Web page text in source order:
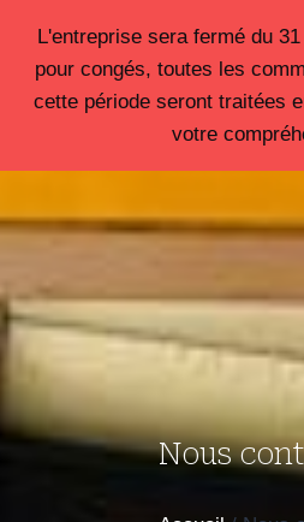
contenu
L'entreprise sera fermé du
pour congés, toutes les
cette période seront traitées
votre
Nous